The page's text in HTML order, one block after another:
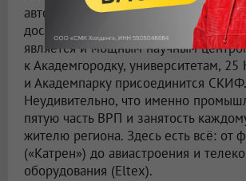
автомобильный грузооборот
достиг 14,5 млн тонн. При этом
является и мощным научным
к Академгородку, университетам,
и Академпарку присоединится СКИФ.
Неудивительно, что именно
пятую часть ВРП и занятость
жителю региона. Здесь есть всё: от
(«Катрен») до авиастроения и
оборудования (Eltex).